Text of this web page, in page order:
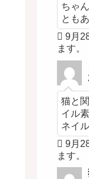
ちゃ
とも
9月
ます。
猫と
イル
ネイ
9月
ます。